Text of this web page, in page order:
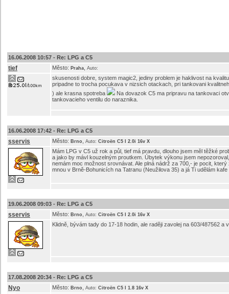
16.06.2008 10:57 - Re: LPG a C5
tief Město: Praha Auto:
skusenosti dobre, system magic2, jediny problem je haklivost na
pripadne to trocha pocukava v nizsich otackach, pri tankovani
) ale krasna spotreba
Na dovazok C5 ma pripravu na tankovaci
tankovacieho ventilu do naraznika.
16.06.2008 17:42 - Re: LPG a C5
sservis Město: Brno Auto: Citroën C5 I 2.0i 16v X
Mám LPG v C5 už rok a půl, tief má pravdu, dlouho jsem měl těžké
a jako by mávl kouzelným proutkem. Úbytek výkonu jsem
nemám moc možnost srovnávat. Ale plná nádrž za 700,- je pocit,
mnou v Brně-Bohunicích na Tatranu (Neužilova 35) a já Ti udělám
19.06.2008 09:03 - Re: LPG a C5
sservis Město: Brno Auto: Citroën C5 I 2.0i 16v X
Klidně, bývám tady do 17-18 hodin, ale raději zavolej na 603/487562 a
17.08.2008 20:34 - Re: LPG a C5
Nyo Město: Brno Auto: Citroën C5 I 1.8 16v X